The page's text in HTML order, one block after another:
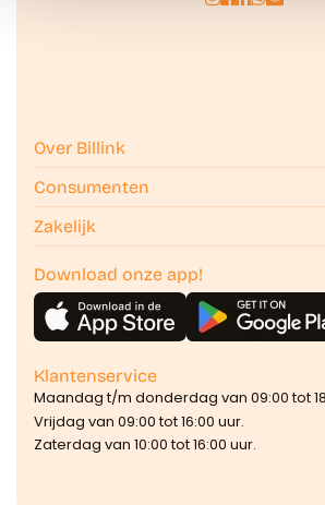
Over Billink
Consumenten
Zakelijk
Download onze app!
Klantenservice
Maandag t/m donderdag van 09:00 tot
Vrijdag van 09:00 tot 16:00 uur.
Zaterdag van 10:00 tot 16:00 uur.